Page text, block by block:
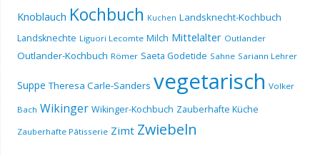
Knoblauch Kochbuch Kuchen Landsknecht-Kochbuch
Landsknechte Liguori Lecomte Milch Mittelalter Outlander
Outlander-Kochbuch Römer Saeta Godetide Sahne Sariann Lehrer
Suppe Theresa Carle-Sanders vegetarisch Volker
Bach Wikinger Wikinger-Kochbuch Zauberhafte Küche
Zauberhafte Pâtisserie Zimt Zwiebeln